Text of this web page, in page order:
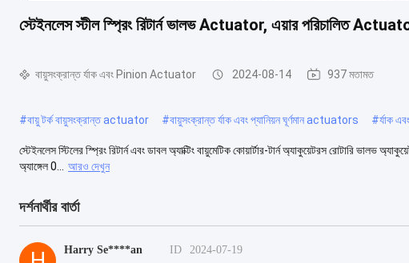
স্টেইনলেস স্টীল স্প্রিং রিটার্ন ভালভ Actuator, এয়ার পরিচালিত
বায়ুসংক্রান্ত র্যাক এবং Pinion Actuator 2024-08-14 937 মতামত
#বায়ু টর্ক বায়ুসংক্রান্ত actuator #বায়ুসংক্রান্ত র্যাক এবং প্যানিয়ন ঘূর্ণমান actuators #র্যাক
স্টেইনলেস স্টিলের স্প্রিং রিটার্ন এবং ডাবল অ্যাক্টিং বায়ুমেটিক কোয়ার্টার-টার্ন অ্যাকুয়েটরস রোটারি ভালভ
অ্যাঙ্গেল 0...
আরও দেখুন
দর্শনার্থীর বার্তা
Harry Se****an ID
2024-07-19